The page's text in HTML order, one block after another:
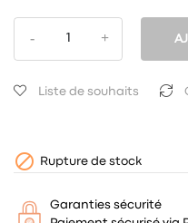
Liste de souhaits
 Rupture de stock
Garanties sécurité